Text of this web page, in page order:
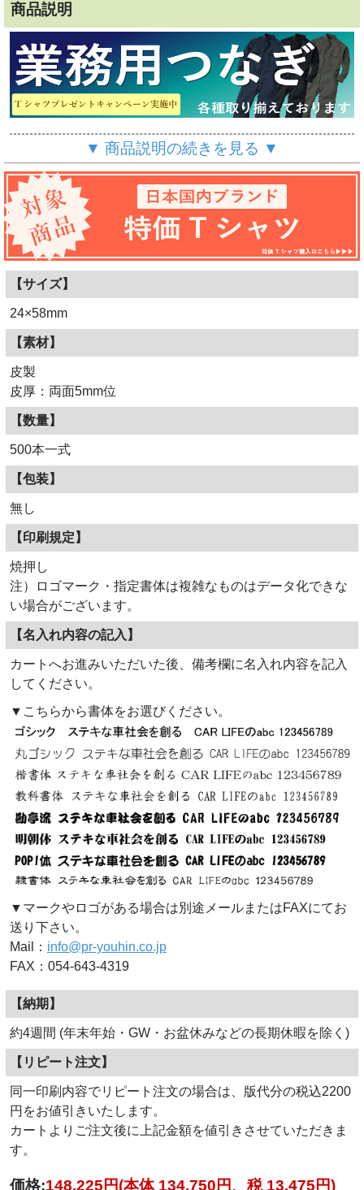
商品説明
お洒落なレザータイプ！
▼ 商品説明の続きを見る ▼
【サイズ】
24×58mm
【素材】
皮製
皮厚：両面5mm位
【数量】
500本一式
【包装】
無し
【印刷規定】
焼押し
注）ロゴマーク・指定書体は複雑なものはデータ化できな
い場合がございます。
【名入れ内容の記入】
カートへお進みいただいた後、備考欄に名入れ内容を記入
してください。
▼こちらから書体をお選びください。
▼マークやロゴがある場合は別途メールまたはFAXにてお
送り下さい。
Mail： info@pr-youhin.co.jp
FAX：054-643-4319
【納期】
約4週間 (年末年始・GW・お盆休みなどの長期休暇を除く)
【リピート注文】
同一印刷内容でリピート注文の場合は、版代分の税込2200
円をお値引きいたします。
カートよりご注文後に上記金額を値引きさせていただきま
す。
価格:148,225円(本体 134,750円、税 13,475円)